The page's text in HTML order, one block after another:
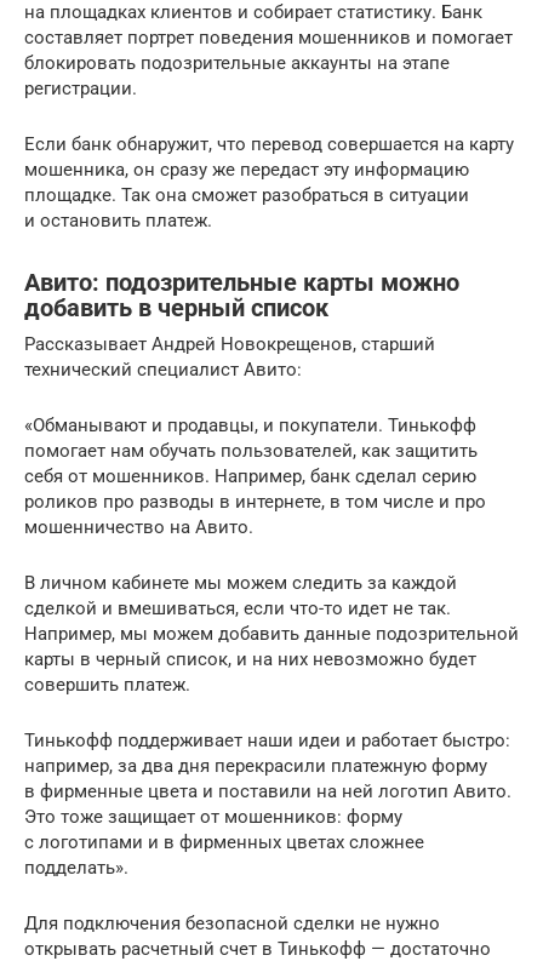
на площадках клиентов и собирает статистику. Банк
составляет портрет поведения мошенников и помогает
блокировать подозрительные аккаунты на этапе
регистрации.
Если банк обнаружит, что перевод совершается на карту
мошенника, он сразу же передаст эту информацию
площадке. Так она сможет разобраться в ситуации
и остановить платеж.
Авито: подозрительные карты можно
добавить в черный список
Рассказывает Андрей Новокрещенов, старший
технический специалист Авито:
«Обманывают и продавцы, и покупатели. Тинькофф
помогает нам обучать пользователей, как защитить
себя от мошенников. Например, банк сделал серию
роликов про разводы в интернете, в том числе и про
мошенничество на Авито.
В личном кабинете мы можем следить за каждой
сделкой и вмешиваться, если что-то идет не так.
Например, мы можем добавить данные подозрительной
карты в черный список, и на них невозможно будет
совершить платеж.
Тинькофф поддерживает наши идеи и работает быстро:
например, за два дня перекрасили платежную форму
в фирменные цвета и поставили на ней логотип Авито.
Это тоже защищает от мошенников: форму
с логотипами и в фирменных цветах сложнее
подделать».
Для подключения безопасной сделки не нужно
открывать расчетный счет в Тинькофф — достаточно